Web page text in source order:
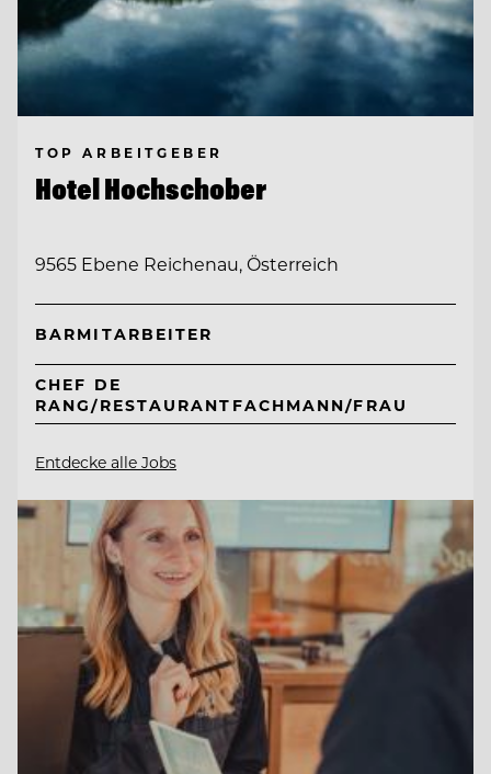
TOP ARBEITGEBER
Hotel Hochschober
9565 Ebene Reichenau, Österreich
BARMITARBEITER
CHEF DE
RANG/RESTAURANTFACHMANN/FRAU
Entdecke alle Jobs